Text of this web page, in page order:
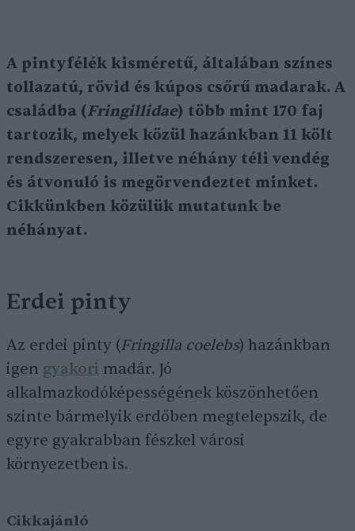
A pintyfélék kisméretű, általában színes
tollazatú, rövid és kúpos csőrű madarak. A
családba (Fringillidae) több mint 170 faj
tartozik, melyek közül hazánkban 11 költ
rendszeresen, illetve néhány téli vendég
és átvonuló is megörvendeztet minket.
Cikkünkben közülük mutatunk be
néhányat.
Erdei pinty
Az erdei pinty (Fringilla coelebs) hazánkban
igen gyakori madár. Jó
alkalmazkodóképességének köszönhetően
szinte bármelyik erdőben megtelepszik, de
egyre gyakrabban fészkel városi
környezetben is.
Cikkajánló